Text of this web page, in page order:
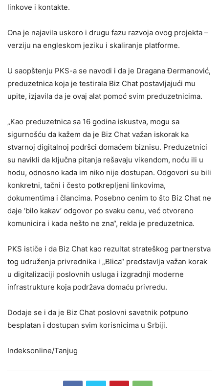
linkove i kontakte.
Ona je najavila uskoro i drugu fazu razvoja ovog projekta –
verziju na engleskom jeziku i skaliranje platforme.
U saopštenju PKS-a se navodi i da je Dragana Đermanović,
preduzetnica koja je testirala Biz Chat postavljajući mu
upite, izjavila da je ovaj alat pomoć svim preduzetnicima.
„Kao preduzetnica sa 16 godina iskustva, mogu sa
sigurnošću da kažem da je Biz Chat važan iskorak ka
stvarnoj digitalnoj podršci domaćem biznisu. Preduzetnici
su navikli da ključna pitanja rešavaju vikendom, noću ili u
hodu, odnosno kada im niko nije dostupan. Odgovori su bili
konkretni, tačni i često potkrepljeni linkovima,
dokumentima i člancima. Posebno cenim to što Biz Chat ne
daje ‘bilo kakav’ odgovor po svaku cenu, već otvoreno
komunicira i kada nešto ne zna“, rekla je preduzetnica.
PKS ističe i da Biz Chat kao rezultat strateškog partnerstva
tog udruženja privrednika i „Blica“ predstavlja važan korak
u digitalizaciji poslovnih usluga i izgradnji moderne
infrastrukture koja podržava domaću privredu.
Dodaje se i da je Biz Chat poslovni savetnik potpuno
besplatan i dostupan svim korisnicima u Srbiji.
Indeksonline/Tanjug